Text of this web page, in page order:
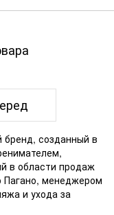
бренд, созданный в
в области продаж
Пагано, менеджером
и ухода за